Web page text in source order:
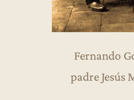
Fernando
padre Jesús